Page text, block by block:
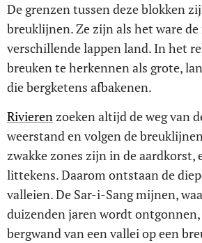
De grenzen tussen deze blokken
breuklijnen. Ze zijn als het ware de
verschillende lappen land. In het
breuken te herkennen als grote,
die bergketens afbakenen.
Rivierenzoeken altijd de weg van
weerstand en volgen de
zwakke zones zijn in de aardkorst,
littekens. Daarom ontstaan de
valleien. De Sar-i-Sang mijnen,
duizenden jaren wordt
bergwand van een vallei op een